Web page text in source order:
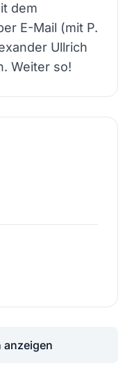
dem
E-Mail (mit P.
Ullrich
Weiter so!
anzeigen